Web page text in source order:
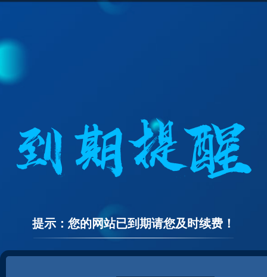
提示：您的网站已到期请您及时续费！